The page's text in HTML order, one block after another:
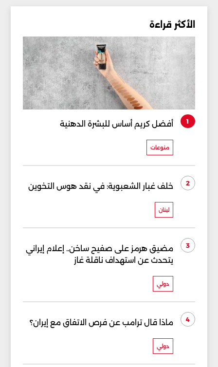
الأكثر قراءة
1 أفضل كريم أساس للبشرة الدهنية
منوعات
2 خلف غبار الشعبوية: في نقد هوس التخوين
لبنان
3
مضيق هرمز على صفيح ساخن.. إعلام إيراني
يتحدث عن استهداف ناقلة غاز
دولي
4 ماذا قال ترامب عن فرص الاتفاق مع إيران؟
دولي